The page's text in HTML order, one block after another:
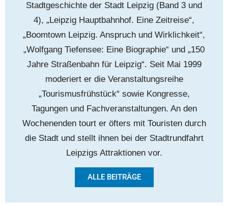
Stadtgeschichte der Stadt Leipzig (Band 3 und
4), „Leipzig Hauptbahnhof. Eine Zeitreise“,
„Boomtown Leipzig. Anspruch und Wirklichkeit“,
„Wolfgang Tiefensee: Eine Biographie“ und „150
Jahre Straßenbahn für Leipzig“. Seit Mai 1999
moderiert er die Veranstaltungsreihe
„Tourismusfrühstück“ sowie Kongresse,
Tagungen und Fachveranstaltungen. An den
Wochenenden tourt er öfters mit Touristen durch
die Stadt und stellt ihnen bei der Stadtrundfahrt
Leipzigs Attraktionen vor.
ALLE BEITRÄGE